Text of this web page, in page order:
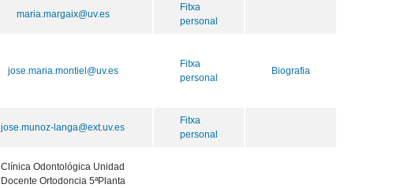
maria.margaix@uv.es
Fitxa
personal
jose.maria.montiel@uv.es
Fitxa
personal
Biografia
jose.munoz-langa@ext.uv.es
Fitxa
personal
Clínica Odontológica Unidad
Docente Ortodoncia 5ªPlanta